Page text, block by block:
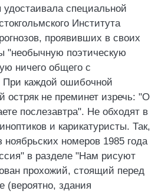
специальной
Института
проявивших в своих
"необычную поэтическую
ничего общего с
При каждой ошибочной
остряк не преминет изречь: "О
послезавтра". Не обходят в
и карикатуристы. Так,
номеров 1985 года
в разделе "Нам рисуют
прохожий, стоящий перед
(вероятно, здания